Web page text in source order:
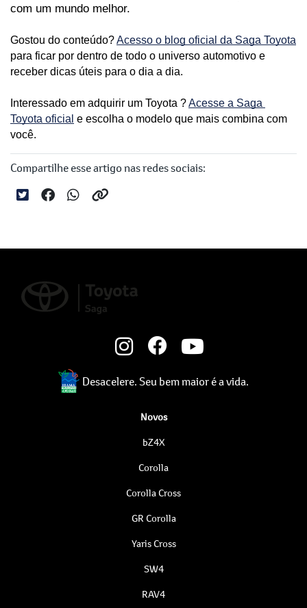
com um mundo melhor.
Gostou do conteúdo? Acesso o blog oficial da Saga Toyota
para ficar por dentro de todo o universo automotivo e
receber dicas úteis para o dia a dia.
Interessado em adquirir um Toyota ? Acesse a Saga
Toyota oficial e escolha o modelo que mais combina com
você.
Compartilhe esse artigo nas redes sociais:
Desacelere. Seu bem maior é a vida.
Novos
bZ4X
Corolla
Corolla Cross
GR Corolla
Yaris Cross
SW4
RAV4